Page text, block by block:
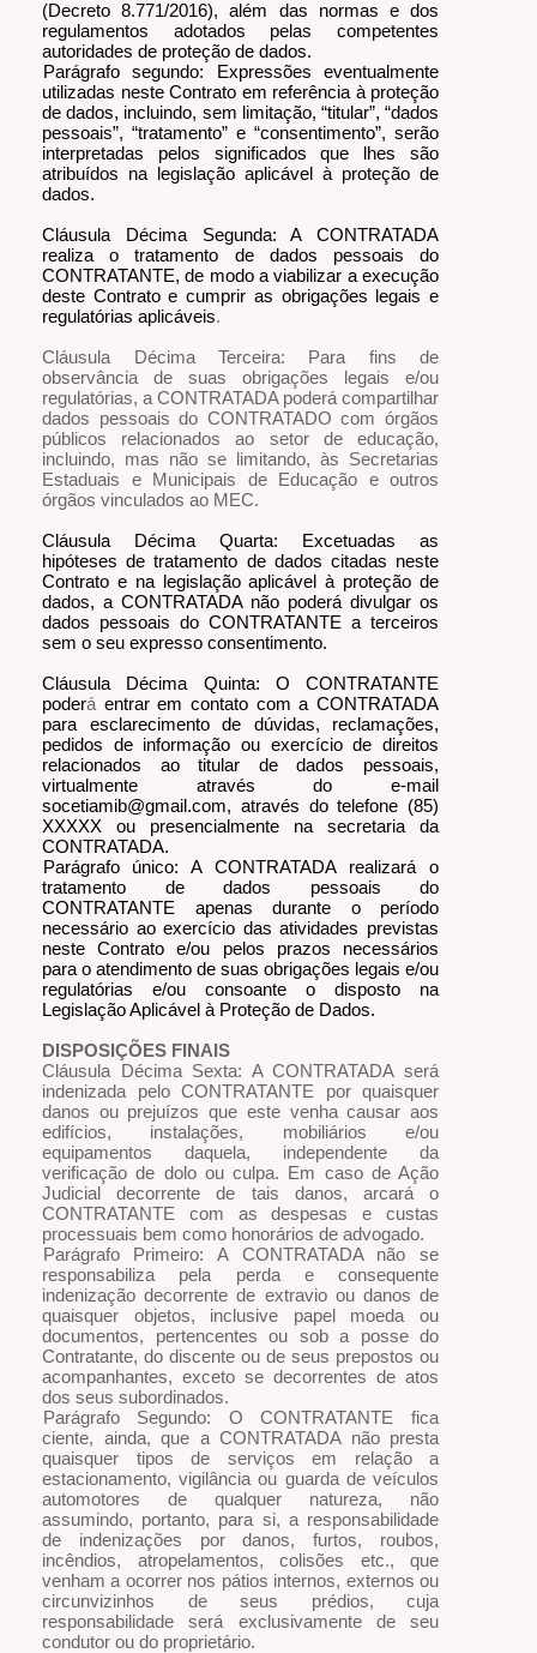
(Decreto 8.771/2016), além das normas e dos
regulamentos adotados pelas competentes
autoridades de proteção de dados.
Parágrafo segundo: Expressões eventualmente
utilizadas neste Contrato em referência à proteção
de dados, incluindo, sem limitação, “titular”, “dados
pessoais”, “tratamento” e “consentimento”, serão
interpretadas pelos significados que lhes são
atribuídos na legislação aplicável à proteção de
dados.
Cláusula Décima Segunda: A CONTRATADA
realiza o tratamento de dados pessoais do
CONTRATANTE, de modo a viabilizar a execução
deste Contrato e cumprir as obrigações legais e
regulatórias aplicáveis.
Cláusula Décima Terceira: Para fins de
observância de suas obrigações legais e/ou
regulatórias, a CONTRATADA poderá compartilhar
dados pessoais do CONTRATADO com órgãos
públicos relacionados ao setor de educação,
incluindo, mas não se limitando, às Secretarias
Estaduais e Municipais de Educação e outros
órgãos vinculados ao MEC.
Cláusula Décima Quarta: Excetuadas as
hipóteses de tratamento de dados citadas neste
Contrato e na legislação aplicável à proteção de
dados, a CONTRATADA não poderá divulgar os
dados pessoais do CONTRATANTE a terceiros
sem o seu expresso consentimento.
Cláusula Décima Quinta: O CONTRATANTE
poderá entrar em contato com a CONTRATADA
para esclarecimento de dúvidas, reclamações,
pedidos de informação ou exercício de direitos
relacionados ao titular de dados pessoais,
virtualmente através do e-mail
socetiamib@gmail.com, através do telefone (85)
XXXXX ou presencialmente na secretaria da
CONTRATADA.
Parágrafo único: A CONTRATADA realizará o
tratamento de dados pessoais do
CONTRATANTE apenas durante o período
necessário ao exercício das atividades previstas
neste Contrato e/ou pelos prazos necessários
para o atendimento de suas obrigações legais e/ou
regulatórias e/ou consoante o disposto na
Legislação Aplicável à Proteção de Dados.
DISPOSIÇÕES FINAIS
Cláusula Décima Sexta: A CONTRATADA será
indenizada pelo CONTRATANTE por quaisquer
danos ou prejuízos que este venha causar aos
edifícios, instalações, mobiliários e/ou
equipamentos daquela, independente da
verificação de dolo ou culpa. Em caso de Ação
Judicial decorrente de tais danos, arcará o
CONTRATANTE com as despesas e custas
processuais bem como honorários de advogado.
Parágrafo Primeiro: A CONTRATADA não se
responsabiliza pela perda e consequente
indenização decorrente de extravio ou danos de
quaisquer objetos, inclusive papel moeda ou
documentos, pertencentes ou sob a posse do
Contratante, do discente ou de seus prepostos ou
acompanhantes, exceto se decorrentes de atos
dos seus subordinados.
Parágrafo Segundo: O CONTRATANTE fica
ciente, ainda, que a CONTRATADA não presta
quaisquer tipos de serviços em relação a
estacionamento, vigilância ou guarda de veículos
automotores de qualquer natureza, não
assumindo, portanto, para si, a responsabilidade
de indenizações por danos, furtos, roubos,
incêndios, atropelamentos, colisões etc., que
venham a ocorrer nos pátios internos, externos ou
circunvizinhos de seus prédios, cuja
responsabilidade será exclusivamente de seu
condutor ou do proprietário.